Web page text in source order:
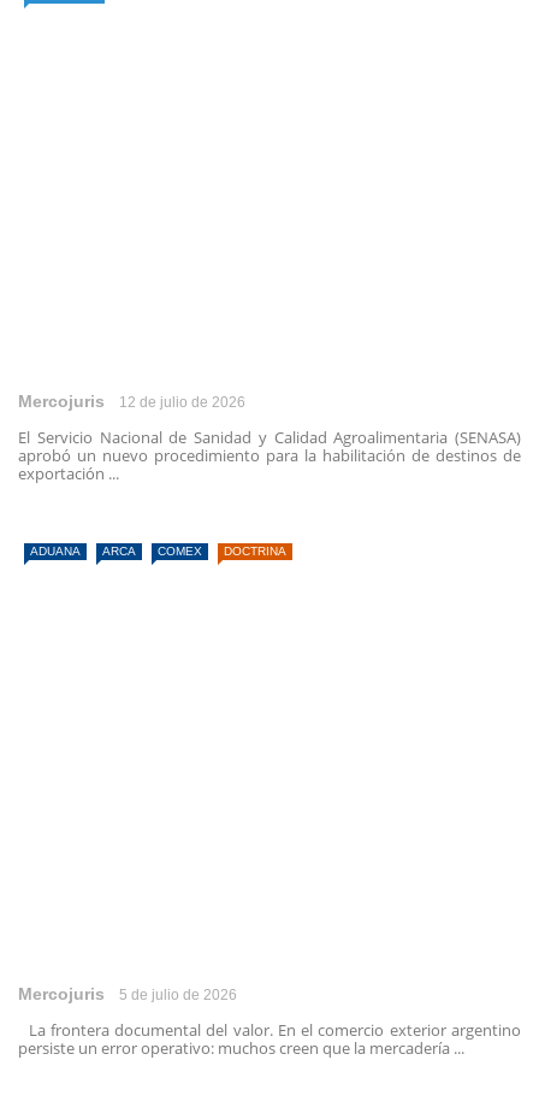
Mercojuris 12 de julio de 2026
El Servicio Nacional de Sanidad y Calidad Agroalimentaria (SENASA)
aprobó un nuevo procedimiento para la habilitación de destinos de
exportación ...
ADUANA ARCA COMEX DOCTRINA
Mercojuris 5 de julio de 2026
La frontera documental del valor. En el comercio exterior argentino
persiste un error operativo: muchos creen que la mercadería ...